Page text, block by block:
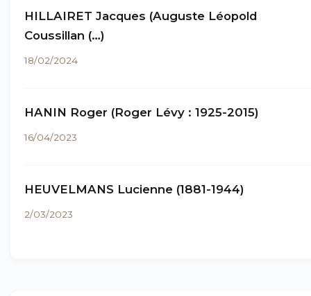
HILLAIRET Jacques (Auguste Léopold
Coussillan (…)
18/02/2024
HANIN Roger (Roger Lévy : 1925-2015)
16/04/2023
HEUVELMANS Lucienne (1881-1944)
2/03/2023